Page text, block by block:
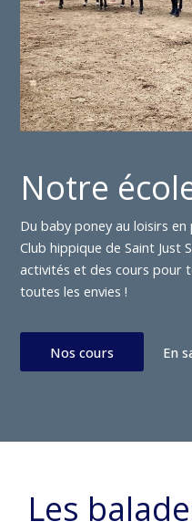
Notre
Du baby poney au loisirs
Club hippique de Saint Just
activités et des cours pour
toutes les envies !
Nos cours En
Les